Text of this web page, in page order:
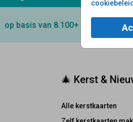
cookiebeleid
op basis van 8.100+
🎄 Kerst &
Alle kerstkaarten